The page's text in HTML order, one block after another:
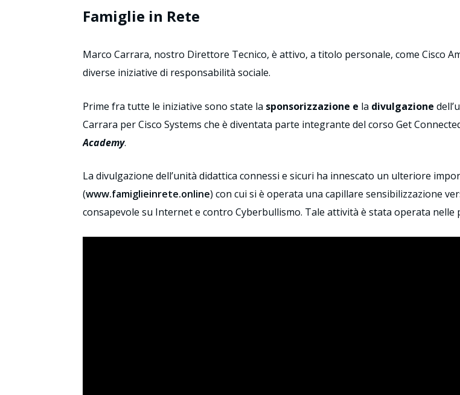
Famiglie in Rete
Marco Carrara, nostro Direttore Tecnico, è attivo, a titolo personale, come Cisco
diverse iniziative di responsabilità sociale.
Prime fra tutte le iniziative sono state la sponsorizzazione e la divulgazione
Carrara per Cisco Systems che è diventata parte integrante del corso Get
Academy.
La divulgazione dell’unità didattica connessi e sicuri ha innescato un ulteriore
(www.famiglieinrete.online) con cui si è operata una capillare sensibilizzazione
consapevole su Internet e contro Cyberbullismo. Tale attività è stata operata nelle